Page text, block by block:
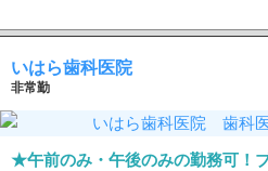
いはら歯科医院
非常勤
★午前のみ・午後のみの勤務可！